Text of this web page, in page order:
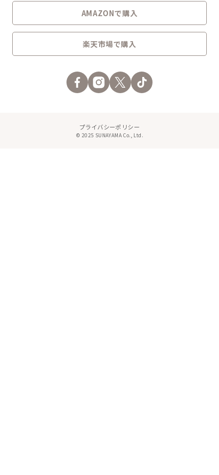
AMAZONで購入
楽天市場で購入
© 2025 SUNAYAMA Co., Ltd.
プライバシーポリシー